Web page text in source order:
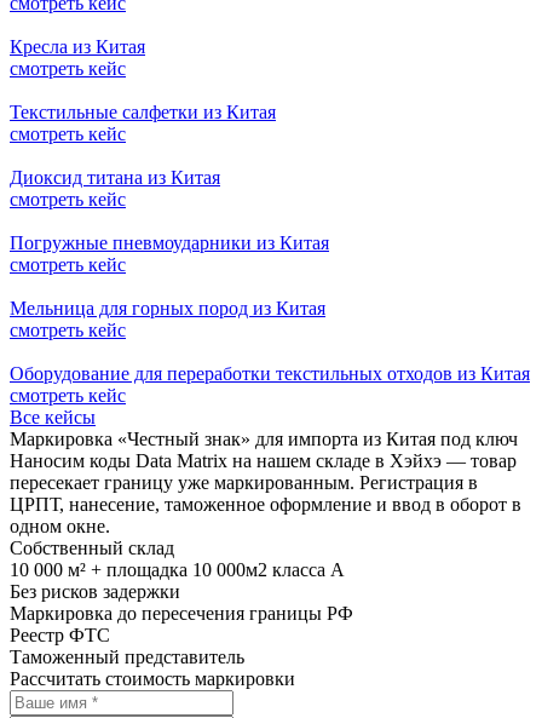
Кресла из Китая
смотреть кейс
Текстильные салфетки из Китая
смотреть кейс
Диоксид титана из Китая
смотреть кейс
Погружные пневмоударники из Китая
смотреть кейс
Мельница для горных пород из Китая
смотреть кейс
Оборудование для переработки текстильных отходов из Китая
смотреть кейс
Все кейсы
Маркировка «Честный знак» для импорта из Китая под ключ
Наносим коды Data Matrix на нашем складе в Хэйхэ — товар
пересекает границу уже маркированным. Регистрация в
ЦРПТ, нанесение, таможенное оформление и ввод в оборот в
одном окне.
Собственный склад
10 000 м² + площадка 10 000м2 класса А
Без рисков задержки
Маркировка до пересечения границы РФ
Реестр ФТС
Таможенный представитель
Рассчитать стоимость маркировки